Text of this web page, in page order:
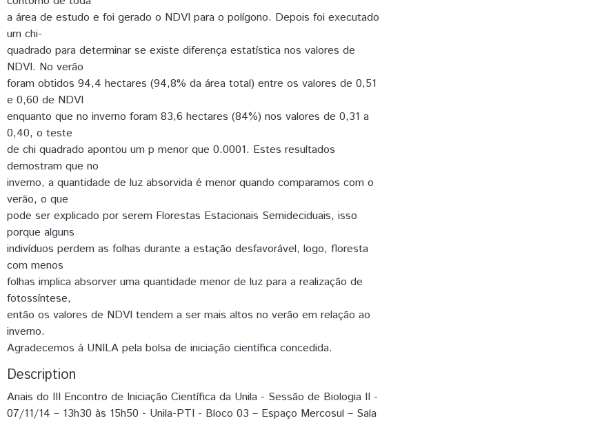
a área de estudo e foi gerado o NDVI para o polígono. Depois foi executado
um chi-
quadrado para determinar se existe diferença estatística nos valores de
NDVI. No verão
foram obtidos 94,4 hectares (94,8% da área total) entre os valores de 0,51
e 0,60 de NDVI
enquanto que no inverno foram 83,6 hectares (84%) nos valores de 0,31 a
0,40, o teste
de chi quadrado apontou um p menor que 0.0001. Estes resultados
demostram que no
inverno, a quantidade de luz absorvida é menor quando comparamos com o
verão, o que
pode ser explicado por serem Florestas Estacionais Semideciduais, isso
porque alguns
indivíduos perdem as folhas durante a estação desfavorável, logo, floresta
com menos
folhas implica absorver uma quantidade menor de luz para a realização de
fotossíntese,
então os valores de NDVI tendem a ser mais altos no verão em relação ao
inverno.
Agradecemos à UNILA pela bolsa de iniciação científica concedida.
Description
Anais do III Encontro de Iniciação Científica da Unila - Sessão de Biologia II -
07/11/14 – 13h30 às 15h50 - Unila-PTI - Bloco 03 – Espaço Mercosul – Sala